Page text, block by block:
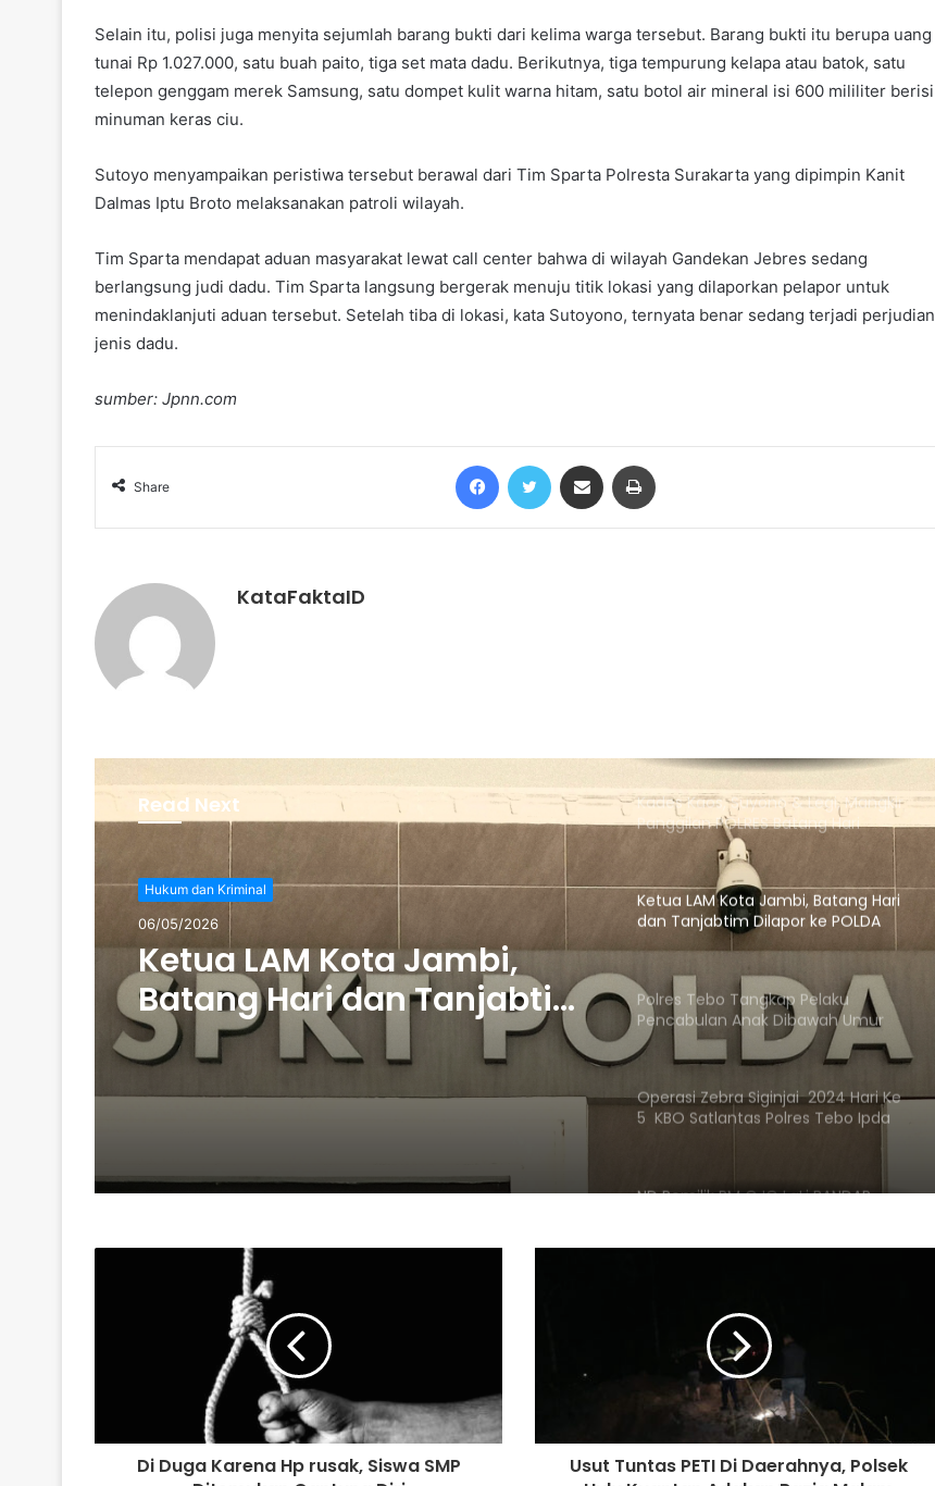
Selain itu, polisi juga menyita sejumlah barang bukti dari kelima warga tersebut. Barang bukti itu berupa uang
tunai Rp 1.027.000, satu buah paito, tiga set mata dadu. Berikutnya, tiga tempurung kelapa atau batok, satu
telepon genggam merek Samsung, satu dompet kulit warna hitam, satu botol air mineral isi 600 mililiter berisi
minuman keras ciu.
Sutoyo menyampaikan peristiwa tersebut berawal dari Tim Sparta Polresta Surakarta yang dipimpin Kanit
Dalmas Iptu Broto melaksanakan patroli wilayah.
Tim Sparta mendapat aduan masyarakat lewat call center bahwa di wilayah Gandekan Jebres sedang
berlangsung judi dadu. Tim Sparta langsung bergerak menuju titik lokasi yang dilaporkan pelapor untuk
menindaklanjuti aduan tersebut. Setelah tiba di lokasi, kata Sutoyono, ternyata benar sedang terjadi perjudian
jenis dadu.
sumber: Jpnn.com
Share
KataFaktaID
Read Next
Hukum dan Kriminal
06/05/2026
Ketua LAM Kota Jambi,
Batang Hari dan Tanjabtim
Dilapor ke POLDA jambi
Polres Tebo
Wartawan Lapor balik Fadil Arief Ke
Polres Batanghari
Gerak Cepat Satreskrim Polres
Muaro Jambi Tindaklajuti Terkait
Kades Kaos, Suyono & Legi, Mangkir
Panggilan POLRES Batang Hari
Ketua LAM Kota Jambi, Batang Hari
dan Tanjabtim Dilapor ke POLDA
Polres Tebo Tangkap Pelaku
Pencabulan Anak Dibawah Umur
Operasi Zebra Siginjai 2024 Hari Ke
5 KBO Satlantas Polres Tebo Ipda
ND Pemilik RM OJO LaLi BANDAR
Polres Batanghari
Fadhil Arief Laporkan Wartawan Ke
Polda Jambi
Di Duga Karena Hp rusak, Siswa SMP
Usut Tuntas PETI Di Daerahnya, Polsek